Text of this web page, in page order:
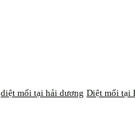
diệt mối tại hải dương Diệt mối tại